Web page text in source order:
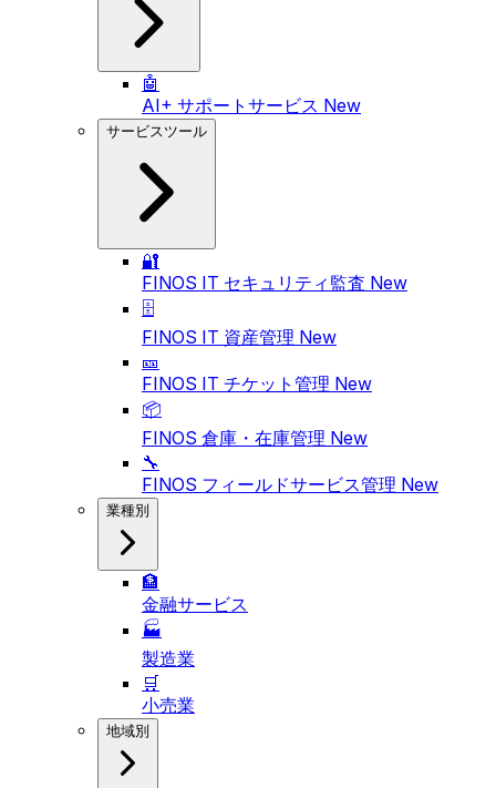
🤖
AI+ サポートサービス New
サービスツール
🔐
FINOS IT セキュリティ監査 New
🗄️
FINOS IT 資産管理 New
🎫
FINOS IT チケット管理 New
📦
FINOS 倉庫・在庫管理 New
🔧
FINOS フィールドサービス管理 New
業種別
🏦
金融サービス
🏭
製造業
🛒
小売業
地域別